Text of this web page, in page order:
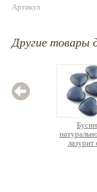
Артикул
Другие товары
лазурит